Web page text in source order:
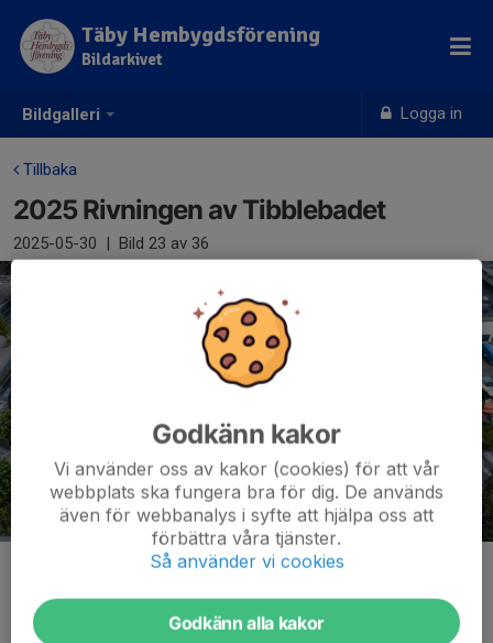
Bildgalleri Logga in
Täby Hembygdsförening
Bildarkivet
Tillbaka
2025 Rivningen av Tibblebadet
2025-05-30 | Bild 23 av 36
Godkänn kakor
Vi använder oss av kakor (cookies) för att vår
webbplats ska fungera bra för dig. De används
även för webbanalys i syfte att hjälpa oss att
förbättra våra tjänster.
Så använder vi cookies
Godkänn alla kakor